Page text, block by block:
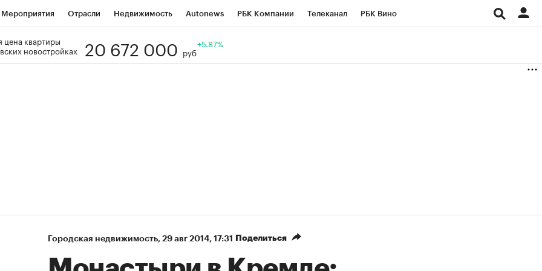
Мероприятия Отрасли Недвижимость Autonews РБК Компании Телеканал РБК Вино
Визионеры
цена квартиры
новостройках
20 672 000 руб
+5.87%
Городская недвижимость⁠, 29 авг 2014, 17:31 Поделиться